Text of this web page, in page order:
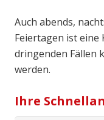
Auch abends,
Feiertagen ist
dringenden Fällen
werden.
Ihre